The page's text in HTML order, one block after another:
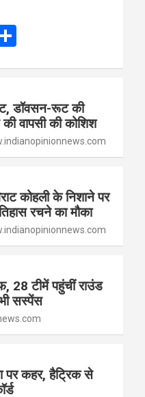
e
डॉवसन-रूट की
वापसी की कोशिश
कोहली के निशाने पर
रचने का मौका
28 टीमें पहुंचीं राउंड
सस्पेंस
पर कहर, हैट्रिक से